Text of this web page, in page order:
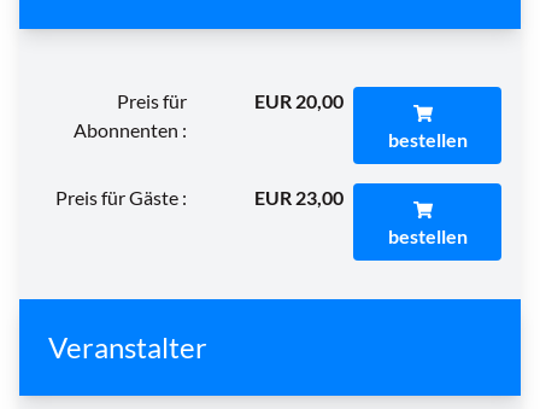
Preis für
Abonnenten :
EUR 20,00
bestellen
Preis für Gäste :
EUR 23,00
bestellen
Veranstalter